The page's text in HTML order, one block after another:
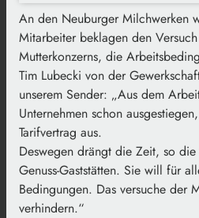
An den Neuburger Milchwerken
Mitarbeiter beklagen den
Mutterkonzerns, die
Tim Lubecki von der
unserem Sender: „Aus dem
Unternehmen schon
Tarifvertrag aus.
Deswegen drängt die Zeit, so
Genuss-Gaststätten. Sie will für
Bedingungen. Das versuche der
verhindern.“